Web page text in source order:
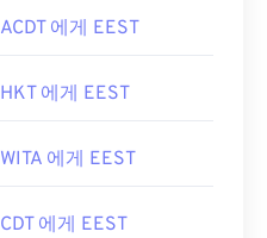
ACDT 에게 EEST
HKT 에게 EEST
WITA 에게 EEST
CDT 에게 EEST